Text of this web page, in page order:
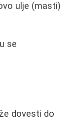
ulje (masti)
se
dovesti do